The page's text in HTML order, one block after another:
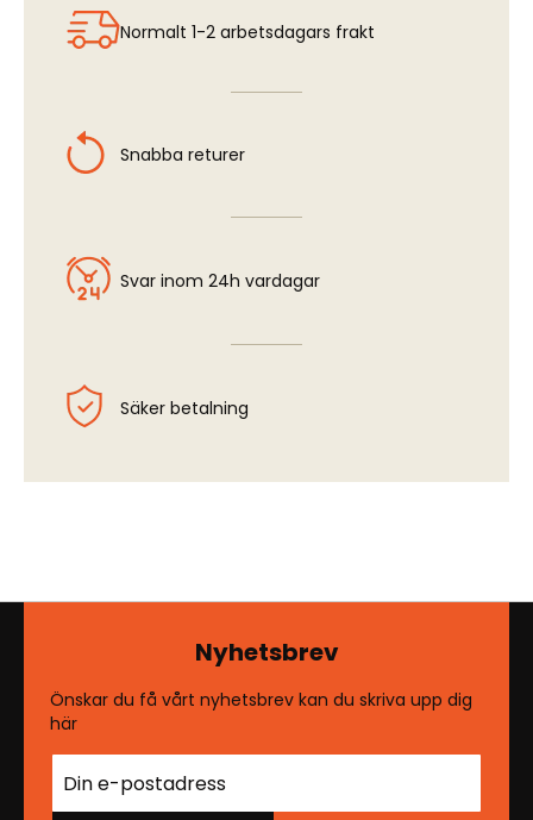
Normalt 1-2 arbetsdagars frakt
Snabba returer
Svar inom 24h vardagar
Säker betalning
Nyhetsbrev
Önskar du få vårt nyhetsbrev kan du skriva upp dig
här